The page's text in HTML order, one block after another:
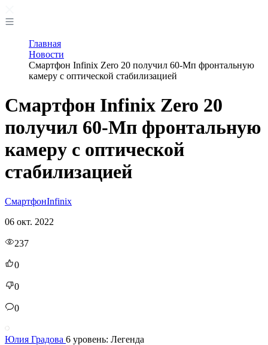
Главная
Новости
Смартфон Infinix Zero 20 получил 60-Мп фронтальную
камеру с оптической стабилизацией
Смартфон Infinix Zero 20
получил 60-Мп фронтальную
камеру с оптической
стабилизацией
СмартфонInfinix
06 окт. 2022
237
0
0
0
Юлия Градова 6 уровень: Легенда